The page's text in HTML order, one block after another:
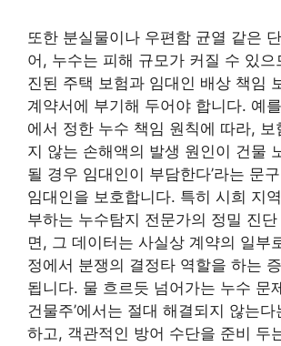
또한 분실물이나 우편함 균열 같은
어, 누수는 피해 규모가 커질 수 있으
진된 주택 보험과 임대인 배상 책임
계약서에 부기해 두어야 합니다. 예
에서 정한 누수 책임 원칙에 따라, 보
지 않는 손해액의 발생 원인이 건물
될 경우 임대인이 부담한다’라는 문
임대인을 보호합니다. 특히 시희 지
부하는 누수탐지 전문가의 정밀 진
면, 그 데이터는 사실상 계약의 일부
정에서 분쟁의 결정타 역할을 하는
됩니다. 물 흐르듯 넘어가는 누수 문
건물주’에서는 절대 해결되지 않는
하고, 객관적인 방어 수단을 준비 두